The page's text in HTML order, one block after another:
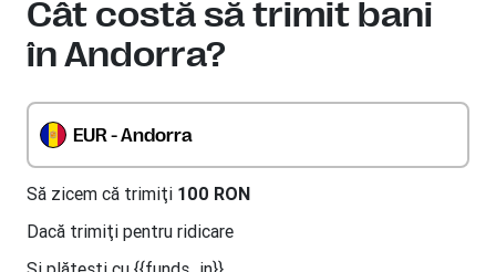
Cât costă să trimit bani
în Andorra?
EUR - Andorra
Să zicem că trimiţi 100 RON
Dacă trimiţi pentru ridicare